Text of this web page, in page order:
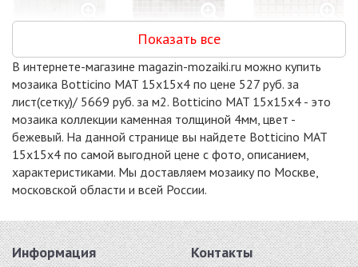
мрамор 300x300
5937 руб. / кв.м.
DAO-606-15-4
мрамор 300x300
6006 руб. / кв.м.
300x300
6006 руб. / кв.м.
DAO-604-15-4
6006 руб. / кв.м.
-15%
DAO-538-15-4
6006 руб. / кв.м.
6006 руб. / кв.м.
-15% -15% -18%
Показать все
В интернете-магазине magazin-mozaiki.ru можно купить
мозаика Botticino MAT 15x15x4 по цене 527 руб. за
лист(сетку)/ 5669 руб. за м2. Botticino MAT 15x15x4 - это
мозаика коллекции каменная толщиной 4мм, цвет -
бежевый. На данной странице вы найдете Botticino MAT
15x15x4 по самой выгодной цене с фото, описанием,
характеристиками. Мы доставляем мозаику по Москве,
московской области и всей России.
Информация Контакты